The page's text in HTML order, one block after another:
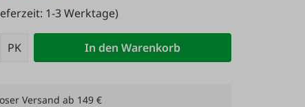
1-3 Werktage)
Anzahl: Gib den gewünschten Wert
PK In den Warenkorb
Versand ab 149 €